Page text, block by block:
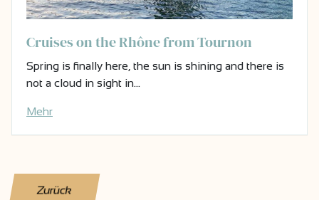
Cruises on the Rhône from Tournon
Spring is finally here, the sun is shining and there is
not a cloud in sight in…
Mehr
Zurück